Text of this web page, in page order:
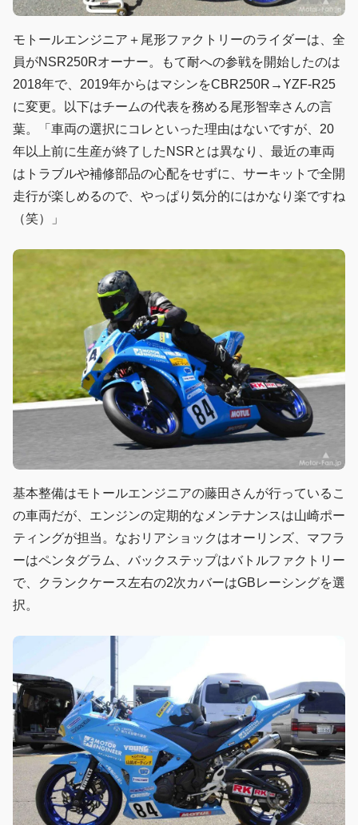
モトールエンジニア＋尾形ファクトリーのライダーは、全
員がNSR250Rオーナー。もて耐への参戦を開始したのは
2018年で、2019年からはマシンをCBR250R→YZF-R25
に変更。以下はチームの代表を務める尾形智幸さんの言
葉。「車両の選択にコレといった理由はないですが、20
年以上前に生産が終了したNSRとは異なり、最近の車両
はトラブルや補修部品の心配をせずに、サーキットで全開
走行が楽しめるので、やっぱり気分的にはかなり楽ですね
（笑）」
基本整備はモトールエンジニアの藤田さんが行っているこ
の車両だが、エンジンの定期的なメンテナンスは山崎ポー
ティングが担当。なおリアショックはオーリンズ、マフラ
ーはペンタグラム、バックステップはバトルファクトリー
で、クランクケース左右の2次カバーはGBレーシングを選
択。